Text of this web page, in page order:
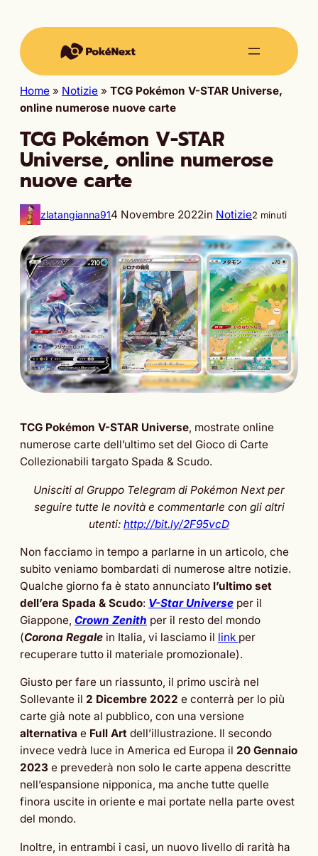
Home » Notizie » TCG Pokémon V-STAR Universe,
online numerose nuove carte
TCG Pokémon V-STAR
Universe, online numerose
nuove carte
zlatangianna914 Novembre 2022in Notizie2 minuti
TCG Pokémon V-STAR Universe, mostrate online
numerose carte dell’ultimo set del Gioco di Carte
Collezionabili targato Spada & Scudo.
Unisciti al Gruppo Telegram di Pokémon Next per
seguire tutte le novità e commentarle con gli altri
utenti: http://bit.ly/2F95vcD
Non facciamo in tempo a parlarne in un articolo, che
subito veniamo bombardati di numerose altre notizie.
Qualche giorno fa è stato annunciato l’ultimo set
dell’era Spada & Scudo: V-Star Universe per il
Giappone, Crown Zenith per il resto del mondo
(Corona Regale in Italia, vi lasciamo il link per
recuperare tutto il materiale promozionale).
Giusto per fare un riassunto, il primo uscirà nel
Sollevante il 2 Dicembre 2022 e conterrà per lo più
carte già note al pubblico, con una versione
alternativa e Full Art dell’illustrazione. Il secondo
invece vedrà luce in America ed Europa il 20 Gennaio
2023 e prevederà non solo le carte appena descritte
nell’espansione nipponica, ma anche tutte quelle
finora uscite in oriente e mai portate nella parte ovest
del mondo.
Inoltre, in entrambi i casi, un nuovo livello di rarità ha